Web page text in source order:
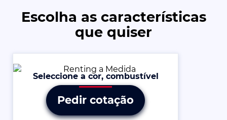
Escolha as características
que quiser
Seleccione a cor, combustível
Pedir cotação